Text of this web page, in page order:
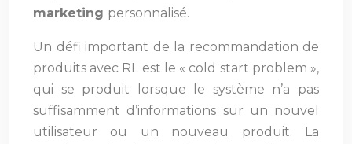
marketing personnalisé.
Un défi important de la recommandation de
produits avec RL est le « cold start problem »,
qui se produit lorsque le système n’a pas
suffisamment d’informations sur un nouvel
utilisateur ou un nouveau produit. La